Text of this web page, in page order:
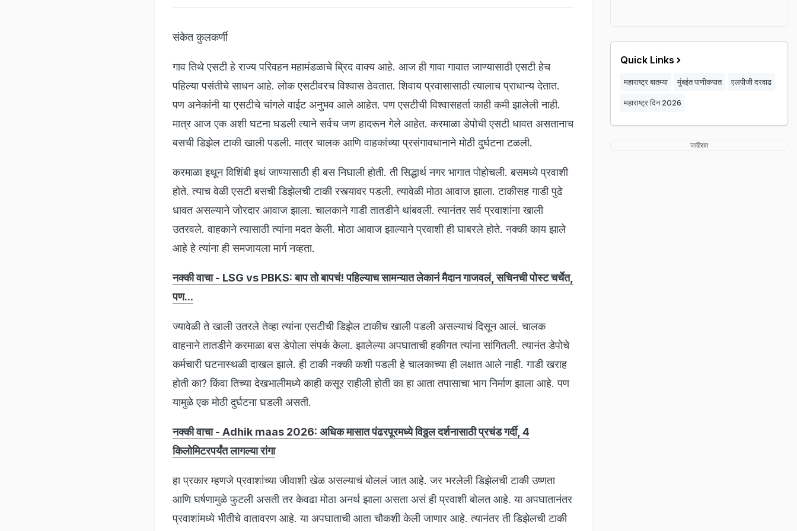
संकेत कुलकर्णी
गाव तिथे एसटी हे राज्य परिवहन महामंडळाचे ब्रिद वाक्य आहे. आज ही गावा गावात जाण्यासाठी एसटी हेच
पहिल्या पसंतीचे साधन आहे. लोक एसटीवरच विश्वास ठेवतात. शिवाय प्रवासासाठी त्यालाच प्राधान्य देतात.
पण अनेकांनी या एसटीचे चांगले वाईट अनुभव आले आहेत. पण एसटीची विश्वासहर्ता काही कमी झालेली नाही.
मात्र आज एक अशी घटना घडली त्याने सर्वच जण हादरून गेले आहेत. करमाळा डेपोची एसटी धावत असतानाच
बसची डिझेल टाकी खाली पडली. मात्र चालक आणि वाहकांच्या प्रसंगावधानाने मोठी दुर्घटना टळली.
करमाळा इथून विशिंबी इथं जाण्यासाठी ही बस निघाली होती. ती सिद्धार्थ नगर भागात पोहोचली. बसमध्ये प्रवाशी
होते. त्याच वेळी एसटी बसची डिझेलची टाकी रस्त्यावर पडली. त्यावेळी मोठा आवाज झाला. टाकीसह गाडी पुढे
धावत असल्याने जोरदार आवाज झाला. चालकाने गाडी तातडीने थांबवली. त्यानंतर सर्व प्रवाशांना खाली
उतरवले. वाहकाने त्यासाठी त्यांना मदत केली. मोठा आवाज झाल्याने प्रवाशी ही घाबरले होते. नक्की काय झाले
आहे हे त्यांना ही समजायला मार्ग नव्हता.
नक्की वाचा - LSG vs PBKS: बाप तो बापचं! पहिल्याच सामन्यात लेकानं मैदान गाजवलं, सचिनची पोस्ट चर्चेत,
पण...
ज्यावेळी ते खाली उतरले तेव्हा त्यांना एसटीची डिझेल टाकीच खाली पडली असल्याचं दिसून आलं. चालक
वाहनाने तातडीने करमाळा बस डेपोला संपर्क केला. झालेल्या अपघाताची हकीगत त्यांना सांगितली. त्यानंत डेपोचे
कर्मचारी घटनास्थळी दाखल झाले. ही टाकी नक्की कशी पडली हे चालकाच्या ही लक्षात आले नाही. गाडी खराह
होती का? किंवा तिच्या देखभालीमध्ये काही कसूर राहीली होती का हा आता तपासाचा भाग निर्माण झाला आहे. पण
यामुळे एक मोठी दुर्घटना घडली असती.
नक्की वाचा - Adhik maas 2026: अधिक मासात पंढरपूरमध्ये विठ्ठल दर्शनासाठी प्रचंड गर्दी, 4
किलोमिटरपर्यंत लागल्या रांगा
हा प्रकार म्हणजे प्रवाशांच्या जीवाशी खेळ असल्याचं बोललं जात आहे. जर भरलेली डिझेलची टाकी उष्णता
आणि घर्षणामुळे फुटली असती तर केवढा मोठा अनर्थ झाला असता असं ही प्रवाशी बोलत आहे. या अपघातानंतर
प्रवाशांमध्ये भीतीचे वातावरण आहे. या अपघाताची आता चौकशी केली जाणार आहे. त्यानंतर ती डिझेलची टाकी
Quick Links
महाराष्ट्र बातम्या मुंबईत पाणीकपात एलपीजी दरवाढ
महाराष्ट्र दिन 2026
जाहिरात